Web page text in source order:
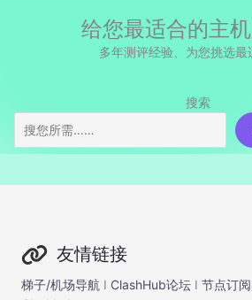
给您最适合的主
多年测评经验、为您挑选最
搜索
友情链接
梯子/机场导航 I ClashHub论坛 I 节点订